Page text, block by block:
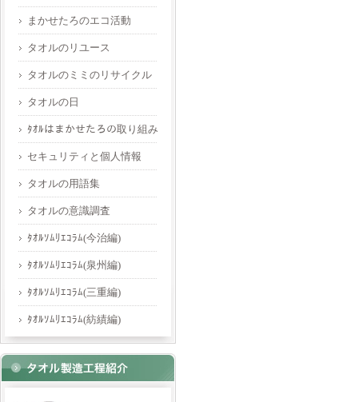
まかせたろのエコ活動
タオルのリユース
タオルのミミのリサイクル
タオルの日
ﾀｵﾙはまかせたろの取り組み
セキュリティと個人情報
タオルの用語集
タオルの意識調査
ﾀｵﾙｿﾑﾘｴｺﾗﾑ(今治編)
ﾀｵﾙｿﾑﾘｴｺﾗﾑ(泉州編)
ﾀｵﾙｿﾑﾘｴｺﾗﾑ(三重編)
ﾀｵﾙｿﾑﾘｴｺﾗﾑ(紡績編)